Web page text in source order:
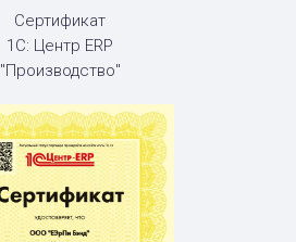
Сертификат
1С: Центр ERP
"Производство"